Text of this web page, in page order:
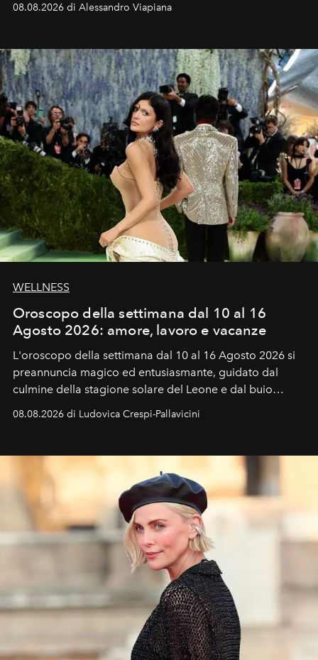
Craig, però, regna ancora il più assoluto riserbo.
08.08.2026 di Alessandro Viapiana
WELLNESS
Oroscopo della settimana dal 10 al 16
Agosto 2026: amore, lavoro e vacanze
L'oroscopo della settimana dal 10 al 16 Agosto 2026 si
preannuncia magico ed entusiasmante, guidato dal
culmine della stagione solare del Leone e dal buio
ideale per la notte delle Perseidi.
08.08.2026 di Ludovica Crespi-Pallavicini